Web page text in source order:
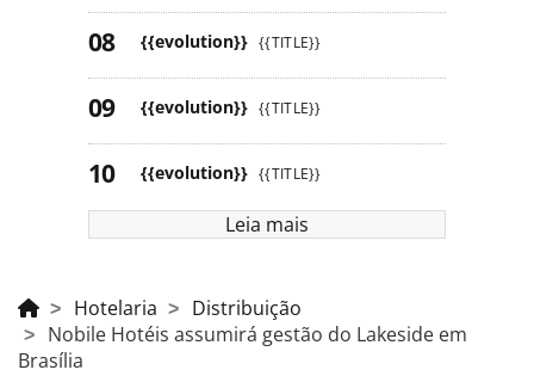
{{evolution}} {{TITLE}}
{{evolution}} {{TITLE}}
{{evolution}} {{TITLE}}
Leia mais
Hotelaria
Distribuição
Nobile Hotéis assumirá gestão do Lakeside em
Brasília